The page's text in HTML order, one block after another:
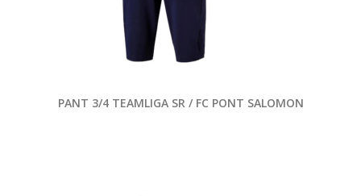
PANT 3/4 TEAMLIGA SR / FC PONT SALOMON